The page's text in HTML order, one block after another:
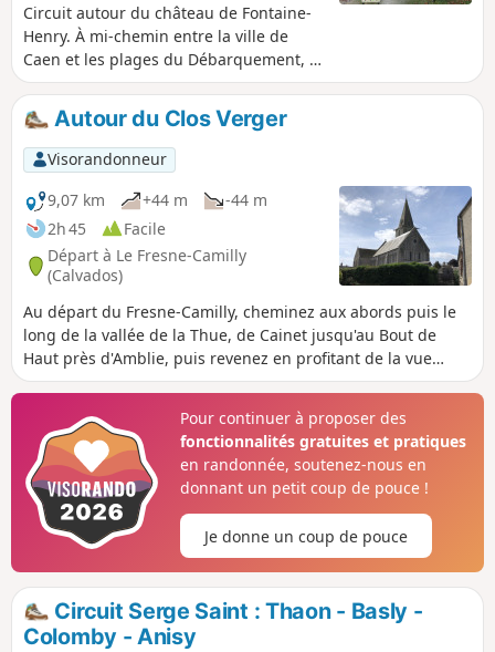
Circuit autour du château de Fontaine-
Henry. À mi-chemin entre la ville de
Caen et les plages du Débarquement, le
château de Fontaine-Henry surplombe
la verdoyante petite vallée de la Mue.
Ses toits d'une hauteur vertigineuse
dominent les arbres séculaires du parc
et coiffent une façade richement
sculptée où les styles du XVe et XVIe
siècle se succèdent.
Autour du Clos Verger
Visorandonneur
9,07 km
+44 m
-44 m
2h 45
Facile
Départ à Le Fresne-Camilly
(Calvados)
Au départ du Fresne-Camilly, cheminez aux abords puis le
long de la vallée de la Thue, de Cainet jusqu'au Bout de
Haut près d'Amblie, puis revenez en profitant de la vue
dégagée qu'offre la campagne dans cette partie de la
Pour continuer à proposer des
fonctionnalités gratuites et pratiques
en randonnée, soutenez-nous en
donnant un petit coup de pouce !
Je donne un coup de pouce
Circuit Serge Saint : Thaon - Basly -
Colomby - Anisy